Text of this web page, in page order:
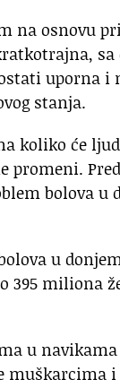
na osnovu
uporna
stanja.
koliko će
bolova u
u
395 miliona
u
muškarcima i